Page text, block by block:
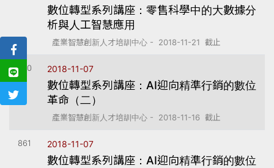
數位轉型系列講座：零售科學中的大數據分
析與人工智慧應用
產業智慧創新人才培訓中心 - 2018-11-21 截止
860 2018-11-07
數位轉型系列講座：AI迎向精準行銷的數位
革命（二）
產業智慧創新人才培訓中心 - 2018-11-16 截止
861 2018-11-07
數位轉型系列講座：AI迎向精準行銷的數位